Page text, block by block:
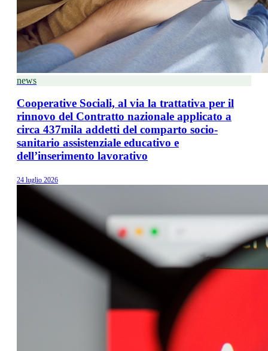
news
Cooperative Sociali, al via la trattativa per il
rinnovo del Contratto nazionale applicato a
circa 437mila addetti del comparto socio-
sanitario assistenziale educativo e
dell’inserimento lavorativo
24 luglio 2026